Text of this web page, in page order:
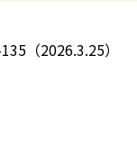
（2026.3.25）